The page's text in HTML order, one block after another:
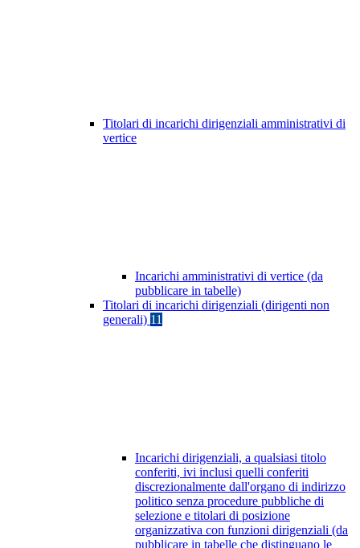
Titolari di incarichi dirigenziali amministrativi di
vertice
Incarichi amministrativi di vertice (da
pubblicare in tabelle)
Titolari di incarichi dirigenziali (dirigenti non
generali) 11
Incarichi dirigenziali, a qualsiasi titolo
conferiti, ivi inclusi quelli conferiti
discrezionalmente dall'organo di indirizzo
politico senza procedure pubbliche di
selezione e titolari di posizione
organizzativa con funzioni dirigenziali (da
pubblicare in tabelle che distinguano le